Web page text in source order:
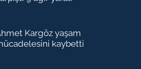
Kargöz yaşam
kaybetti